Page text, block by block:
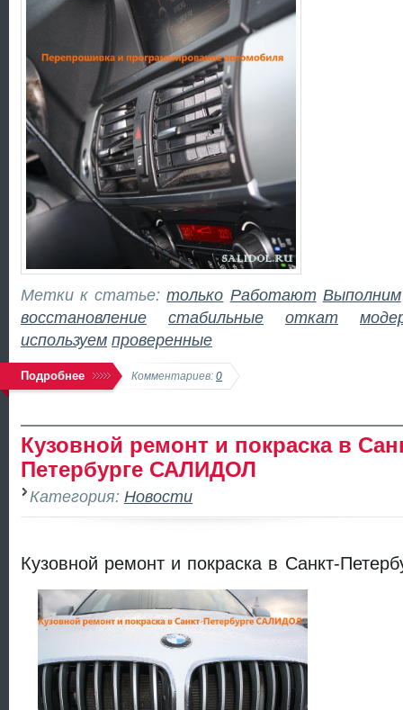
Метки к статье:только Работают Выполним
восстановление
стабильные откат
используем проверенные
Подробнее Комментариев: 0
Кузовной ремонт и покраска в
Петербурге САЛИДОЛ
Категория: Новости
Кузовной ремонт и покраска в Санкт-